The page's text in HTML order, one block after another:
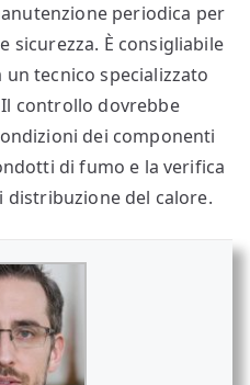
periodica per
sicurezza. È consigliabile
tecnico specializzato
Il controllo dovrebbe
dei componenti
di fumo e la verifica
distribuzione del calore.